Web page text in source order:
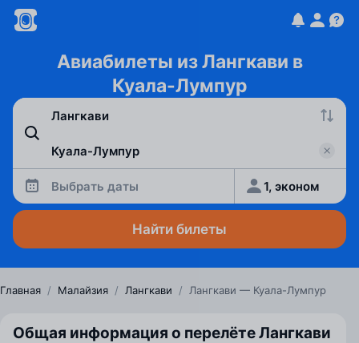
Авиабилеты из Лангкави в
Куала-Лумпур
Выбрать даты 1, эконом
Найти билеты
Главная / Малайзия / Лангкави / Лангкави — Куала-Лумпур
Общая информация о перелёте Лангкави